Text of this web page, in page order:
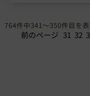
764件中341～350件目を
前のページ 31 32